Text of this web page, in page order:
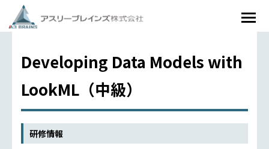
Developing Data Models with
LookML（中級）
研修情報